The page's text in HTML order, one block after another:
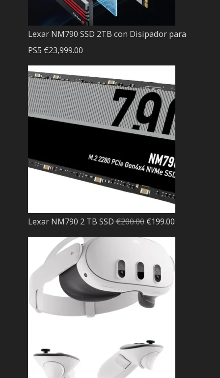
Lexar NM790 SSD 2TB con Disipador para
PS5 €23,999.00
Lexar NM790 2 TB SSD€200.00 El
precio
original
era:
€200.00.
€199.00El
precio
es: